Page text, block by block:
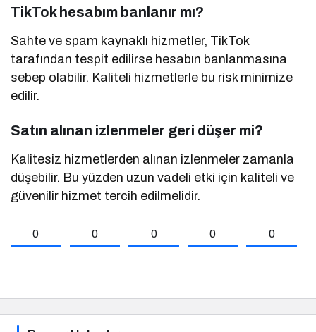
TikTok hesabım banlanır mı?
Sahte ve spam kaynaklı hizmetler, TikTok
tarafından tespit edilirse hesabın banlanmasına
sebep olabilir. Kaliteli hizmetlerle bu risk minimize
edilir.
Satın alınan izlenmeler geri düşer mi?
Kalitesiz hizmetlerden alınan izlenmeler zamanla
düşebilir. Bu yüzden uzun vadeli etki için kaliteli ve
güvenilir hizmet tercih edilmelidir.
0 0 0 0 0